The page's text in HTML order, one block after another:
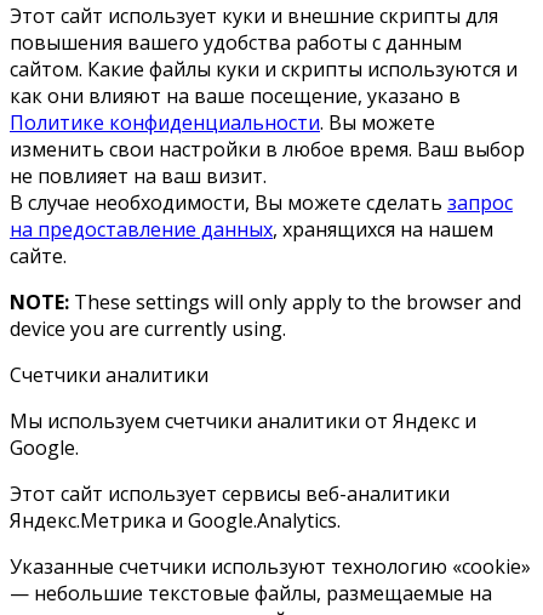
Этот сайт использует куки и внешние скрипты для
повышения вашего удобства работы с данным
сайтом. Какие файлы куки и скрипты используются и
как они влияют на ваше посещение, указано в
Политике конфиденциальности. Вы можете
изменить свои настройки в любое время. Ваш выбор
не повлияет на ваш визит.
В случае необходимости, Вы можете сделать запрос
на предоставление данных, хранящихся на нашем
сайте.
NOTE: These settings will only apply to the browser and
device you are currently using.
Счетчики аналитики
Мы используем счетчики аналитики от Яндекс и
Google.
Этот сайт использует сервисы веб-аналитики
Яндекс.Метрика и Google.Analytics.
Указанные счетчики используют технологию «cookie»
— небольшие текстовые файлы, размещаемые на